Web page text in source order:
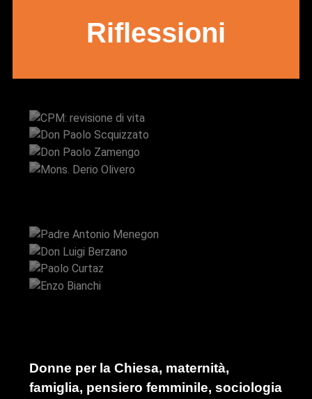
Riflessioni
Don Paolo Scquizzato
Don Paolo Zamengo
Mons. Derio Olivero
Don Luigi Berzano
Paolo Curtaz
Donne per la Chiesa, maternità,
famiglia, pensiero femminile, sociologia